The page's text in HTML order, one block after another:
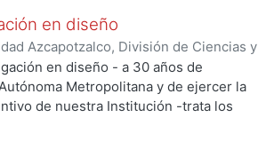
en diseño
Azcapotzalco, División de Ciencias y
del Diseño en el Tiempo
Elías Antonio;Meléndez Crespo,
Maruja;Terrazas, Oscar;Herrera G.
en diseño - a 30 años de
Metropolitana y de ejercer la
de nuestra Institución -trata los